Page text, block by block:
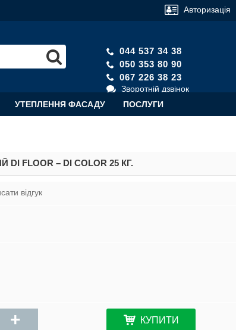
Авторизація
044 537 34 38
050 353 80 90
067 226 38 23
Зворотній дзвінок
УТЕПЛЕННЯ ФАСАДУ ПОСЛУГИ
FLOOR – DI COLOR 25 КГ.
відгук
+ КУПИТИ